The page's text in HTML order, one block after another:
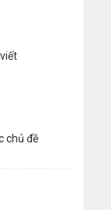
chủ đề